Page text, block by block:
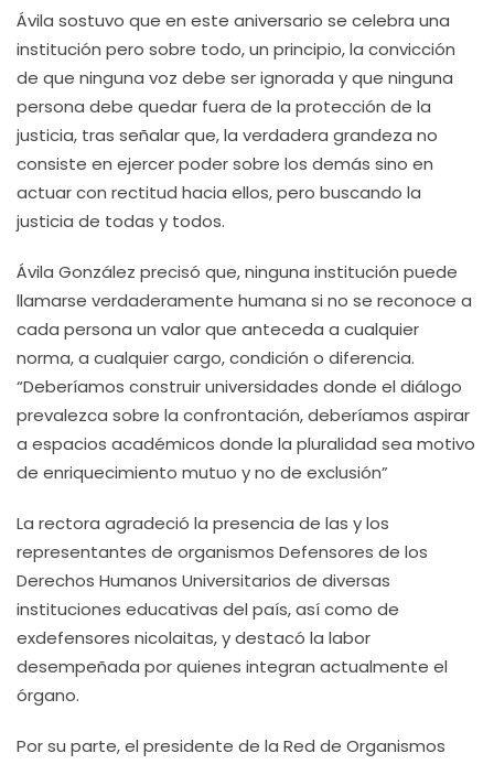
Ávila sostuvo que en este aniversario se celebra una
institución pero sobre todo, un principio, la convicción
de que ninguna voz debe ser ignorada y que ninguna
persona debe quedar fuera de la protección de la
justicia, tras señalar que, la verdadera grandeza no
consiste en ejercer poder sobre los demás sino en
actuar con rectitud hacia ellos, pero buscando la
justicia de todas y todos.
Ávila González precisó que, ninguna institución puede
llamarse verdaderamente humana si no se reconoce a
cada persona un valor que anteceda a cualquier
norma, a cualquier cargo, condición o diferencia.
“Deberíamos construir universidades donde el diálogo
prevalezca sobre la confrontación, deberíamos aspirar
a espacios académicos donde la pluralidad sea motivo
de enriquecimiento mutuo y no de exclusión”
La rectora agradeció la presencia de las y los
representantes de organismos Defensores de los
Derechos Humanos Universitarios de diversas
instituciones educativas del país, así como de
exdefensores nicolaitas, y destacó la labor
desempeñada por quienes integran actualmente el
órgano.
Por su parte, el presidente de la Red de Organismos